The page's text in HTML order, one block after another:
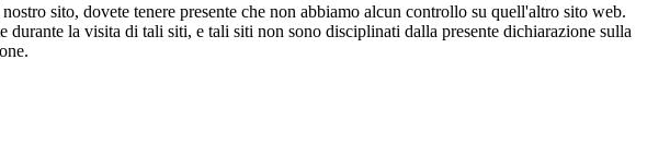
sito, dovete tenere presente che non abbiamo alcun controllo su quell'altro sito web.
la visita di tali siti, e tali siti non sono disciplinati dalla presente dichiarazione sulla